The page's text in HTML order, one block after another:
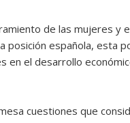
de las mujeres y
posición española, esta
en el desarrollo
cuestiones que